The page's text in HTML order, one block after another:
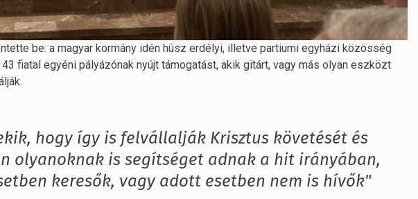
be: a magyar kormány idén húsz erdélyi, illetve partiumi egyházi közösség
fiatal egyéni pályázónak nyújt támogatást, akik gitárt, vagy más olyan eszközt
hogy így is felvállalják Krisztus követését és
olyanoknak is segítséget adnak a hit irányában,
keresők, vagy adott esetben nem is hívők"